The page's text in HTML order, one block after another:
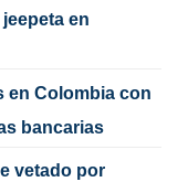
en
en Colombia con
bancarias
vetado por